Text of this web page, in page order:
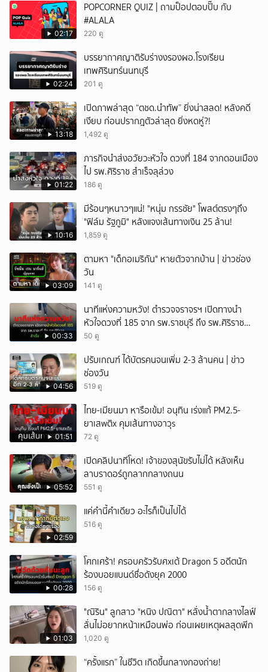
02:17
POPCORNER QUIZ | ถามป็อปตอบปั๊บ กับ
#ALALA
220 ดู
02:24
บรรยากาศญาติรับร่างงรองผอ.โรงเรียน
เทพศิรินทร์นนทบุรี
201 ดู
13:18
เปิดภาพล่าสุด “ตชด.นำทัพ” ยิ่งน่าสลด! หลังคดี
เงียบ ก่อนปรากฎตัวล่าสุด ยิ่งหดหู่?!
1,492 ดู
01:22
ภารกิจนำส่งอวัยวะหัวใจ ดวงที่ 184 จากดอนเมือง
ไป รพ.ศิริราช สำเร็จลุล่วง
186 ดู
10:16
มีร้อนๆหนาวๆแน่! "หนุ่ม กรรชัย" โพสต์ตรงๆถึง
"ฟิล์ม รัฐภูมิ" หลังแจงเส้นทางเงิน 25 ล้าน!
1,859 ดู
03:09
ตามหา "เด็กอเมริกัน" หายตัวจากบ้าน | ข่าวช่อง
วัน
141 ดู
00:33
นาทีแห่งความหวัง! ตำรวจจราจรฯ เปิดทางนำ
หัวใจดวงที่ 185 จาก รพ.ราชบุรี ถึง รพ.ศิริราช
สำเร็จใน 48 นาที
50 ดู
04:56
ปรับเกณฑ์ ได้บัตรคนจนเพิ่ม 2-3 ล้านคน | ข่าว
ช่องวัน
519 ดู
01:51
ไทย-เมียนมา หารือเข้ม! อนุทิน เร่งแก้ PM2.5-
ยาเสwติx คุมเส้นทางอาวุs
72 ดู
05:52
เปิดคลิปนาทีโหด! เจ้าของสุนัขรับไม่ได้ หลังเห็น
ลาบราดอร์ถูกลากกลางถนน
551 ดู
02:59
แค่คำนี้คำเดียว อะไรก็เป็นไปได้
516 ดู
00:28
โศกเศร้า! ครอบครัวรับศxเต้ Dragon 5 อดีตนัก
ร้องบอยแบนด์ชื่อดังยุค 2000
156 ดู
01:03
"ณิริน" ลูกสาว "หนิง ปณิตา" หลั่งน้ำตากลางไลฟ์
ลั่นไม่อยากหน้าเหมือนพ่อ ก่อนเผยเหตุผลสุดพีก
1,020 ดู
“ครั้งแรก” ในชีวิต เกิดขึ้นกลางกองถ่าย!